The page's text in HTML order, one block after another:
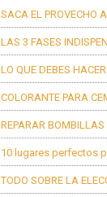
SACA EL PROVECHO
LAS 3 FASES
LO QUE DEBES
COLORANTE PARA
REPARAR
10 lugares perfectos
TODO SOBRE LA